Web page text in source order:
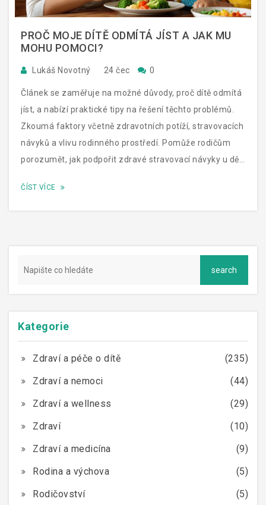
PROČ MOJE DÍTĚ ODMÍTÁ JÍST A JAK MU
MOHU POMOCI?
Lukáš Novotný 24 čec 0
Článek se zaměřuje na možné důvody, proč dítě odmítá
jíst, a nabízí praktické tipy na řešení těchto problémů.
Zkoumá faktory včetně zdravotních potíží, stravovacích
návyků a vlivu rodinného prostředí. Pomůže rodičům
porozumět, jak podpořit zdravé stravovací návyky u dětí
ČÍST VÍCE
Kategorie
Zdraví a péče o dítě
(235)
Zdraví a nemoci
(44)
Zdraví a wellness
(29)
Zdraví
(10)
Zdraví a medicína
(9)
Rodina a výchova
(5)
Rodičovství
(5)